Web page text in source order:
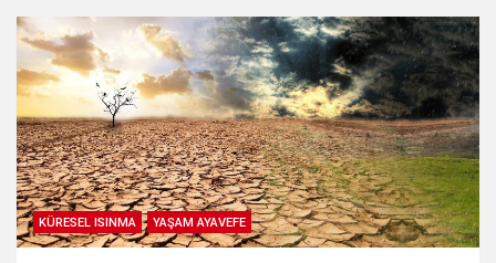
KÜRESEL ISINMA YAŞAM AYAVEFE